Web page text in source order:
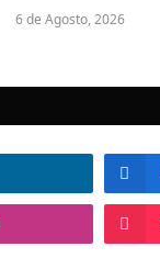
6 de Agosto, 2026